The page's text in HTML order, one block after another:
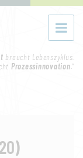
braucht Lebenszyklus.
Prozessinnovation."